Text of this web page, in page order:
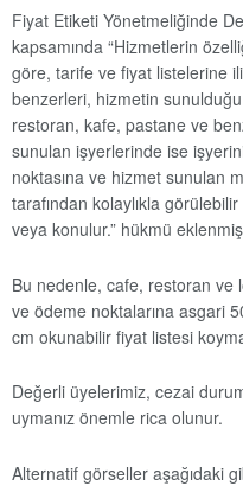
Fiyat Etiketi Yönetmeliğinde
kapsamında “Hizmetlerin
göre, tarife ve fiyat listelerine
benzerleri, hizmetin
restoran, kafe, pastane ve
sunulan işyerlerinde ise
noktasına ve hizmet sunulan
tarafından kolaylıkla görülebilir
veya konulur.” hükmü
Bu nedenle, cafe, restoran ve
ve ödeme noktalarına asgari
cm okunabilir fiyat listesi
Değerli üyelerimiz, cezai
uymanız önemle rica olunur.
Alternatif görseller aşağıdaki